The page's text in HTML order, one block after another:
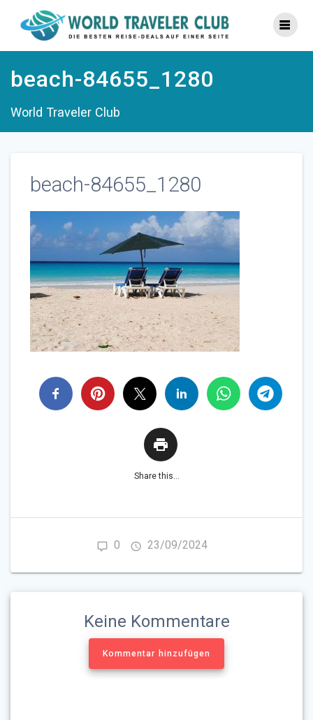
Inhalt
springen
beach-84655_1280
World Traveler Club
beach-84655_1280
Share this...
0 23/09/2024
Keine Kommentare
Kommentar hinzufügen